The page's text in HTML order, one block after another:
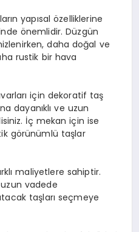
yapısal özelliklerine
önemlidir. Düzgün
daha doğal ve
rustik bir hava
için dekoratif taş
dayanıklı ve uzun
İç mekan için ise
görünümlü taşlar
maliyetlere sahiptir.
vadede
taşları seçmeye